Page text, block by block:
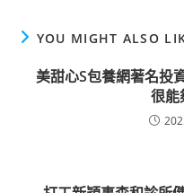
YOU MIGHT ALSO
美甜心S包養網著名投
很能